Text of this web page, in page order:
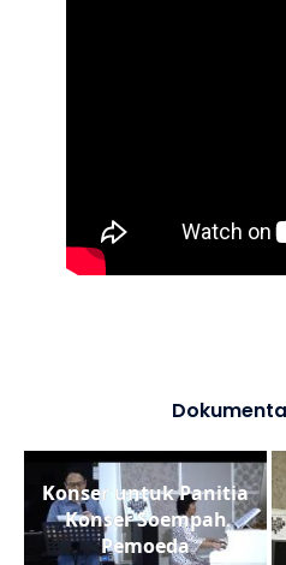
Konser untuk Panitia
Konser Soempah
Pemoeda